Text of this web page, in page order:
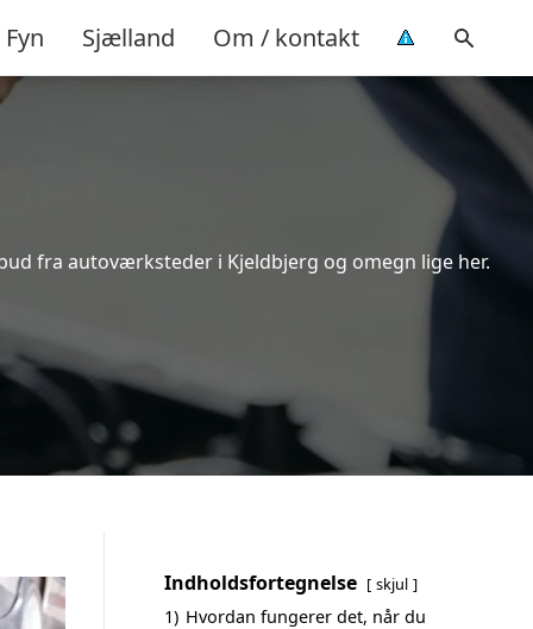
Fyn Sjælland Om / kontakt
fra autoværksteder i Kjeldbjerg og omegn lige her.
Indholdsfortegnelse skjul
1) Hvordan fungerer det, når du